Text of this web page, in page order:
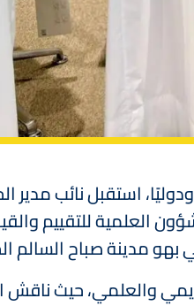
استقبل نائب مدير
العلمية للتقييم
مدينة صباح السالم
والعلمي، حيث ناقش